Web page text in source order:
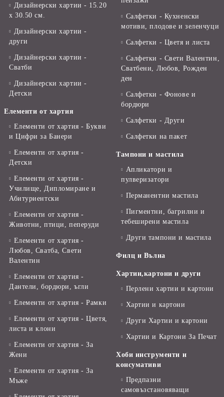
Дизайнерски хартии - 15.20
x 30.50 см.
Дизайнерски хартии -
други
Дизайнерски хартии -
Сватби
Дизайнерски хартии -
Детски
Елементи от хартия
Елементи от хартия - Букви
и Цифри за Банери
Елементи от хартия -
Детски
Елементи от хартия -
Училище, Дипломиране и
Абитуриентски
Елементи от хартия -
Животни, птици, пеперуди
Елементи от хартия -
Любов, Сватба, Свети
Валентин
Елементи от хартия -
Дантели, бордюри, ъгли
Елементи от хартия - Рамки
Елементи от хартия - Цветя,
листа и клони
Елементи от хартия - За
Жени
Елементи от хартия - За
Мъже
Салфетки - Кухненски
мотиви, плодове и зеленчуци
Салфетки - Цветя и листа
Салфетки - Свети Валентин,
Сватбени, Любов, Рожден
ден
Салфетки - Фонове и
бордюри
Салфетки - Други
Салфетки на пакет
Тампони и мастила
Апликатори и
пулверизатори
Перманентни мастила
Пигментни, багрилни и
тебеширени мастила
Други тампони и мастила
Филц и Вълна
Хартии,картони и други
Перлени хартии и картони
Хартии и картони
Други Хартии и картони
Хартии и Картони За Печат
Хоби инструменти и
консумативи
Предпазни
самовъзстановяващи